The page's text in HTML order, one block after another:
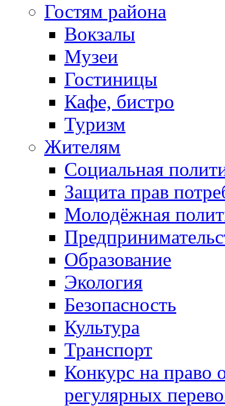
Гостям района
Вокзалы
Музеи
Гостиницы
Кафе, бистро
Туризм
Жителям
Социальная
Защита прав
Молодёжная
Образование
Экология
Безопасность
Культура
Транспорт
Конкурс на право
регулярных